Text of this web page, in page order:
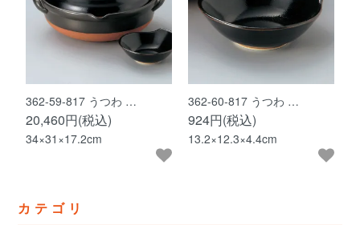
362-59-817 うつわ …
20,460円(税込)
34×31×17.2cm
362-60-817 うつわ …
924円(税込)
13.2×12.3×4.4cm
カテゴリ